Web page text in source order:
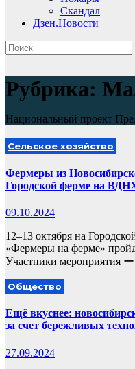
Скандал
Дзен.Новости
Рубрика:
Национальный проект
Сельское хозяйство
Фермеры из
Городской ферме на
09.10.2024
12–13 октября на
«Фермеры на ферме»
Участники мероприятия
Общество
Ещё вкуснее:
за счет бережливых
27.09.2024